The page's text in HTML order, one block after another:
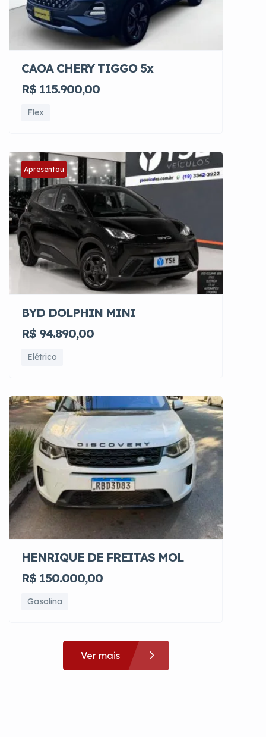
CAOA CHERY TIGGO 5x
R$ 115.900,00
Flex
Apresentou
BYD DOLPHIN MINI
R$ 94.890,00
Elétrico
HENRIQUE DE FREITAS MOL
R$ 150.000,00
Gasolina
Ver mais